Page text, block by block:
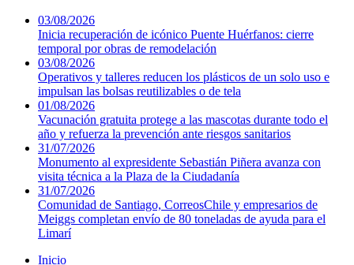
03/08/2026
Inicia recuperación de icónico Puente Huérfanos: cierre
temporal por obras de remodelación
03/08/2026
Operativos y talleres reducen los plásticos de un solo uso e
impulsan las bolsas reutilizables o de tela
01/08/2026
Vacunación gratuita protege a las mascotas durante todo el
año y refuerza la prevención ante riesgos sanitarios
31/07/2026
Monumento al expresidente Sebastián Piñera avanza con
visita técnica a la Plaza de la Ciudadanía
31/07/2026
Comunidad de Santiago, CorreosChile y empresarios de
Meiggs completan envío de 80 toneladas de ayuda para el
Limarí
Inicio